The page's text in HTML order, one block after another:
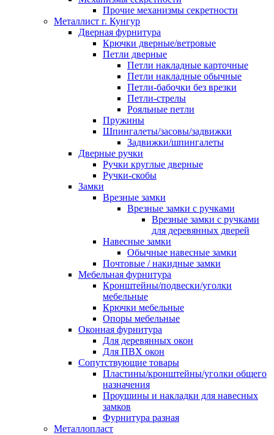
Прочие механизмы секретности
Металлист г. Кунгур
Дверная фурнитура
Крючки дверные/ветровые
Петли дверные
Петли накладные карточные
Петли накладные обычные
Петли-бабочки без врезки
Петли-стрелы
Рояльные петли
Пружины
Шпингалеты/засовы/задвижки
Задвижки/шпингалеты
Дверные ручки
Ручки круглые дверные
Ручки-скобы
Замки
Врезные замки
Врезные замки с ручками
Врезные замки с ручками
для деревянных дверей
Навесные замки
Обычные навесные замки
Почтовые / накидные замки
Мебельная фурнитура
Кронштейны/подвески/уголки
мебельные
Крючки мебельные
Опоры мебельные
Оконная фурнитура
Для деревянных окон
Для ПВХ окон
Сопутствующие товары
Пластины/кронштейны/уголки общего
назначения
Проушины и накладки для навесных
замков
Фурнитура разная
Металлопласт